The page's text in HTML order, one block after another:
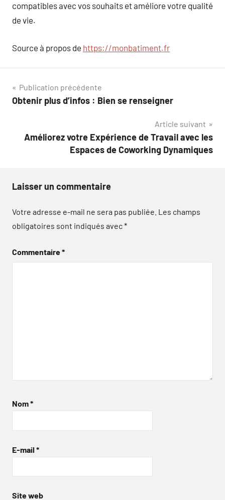
compatibles avec vos souhaits et améliore votre qualité
de vie.
Source à propos de https://monbatiment.fr
Navigation
de
Publication précédente
Obtenir plus d’infos : Bien se renseigner
Article suivant
Améliorez votre Expérience de Travail avec les
Espaces de Coworking Dynamiques
Laisser un commentaire
Votre adresse e-mail ne sera pas publiée. Les champs
obligatoires sont indiqués avec*
Commentaire*
Nom*
E-mail *
Site web